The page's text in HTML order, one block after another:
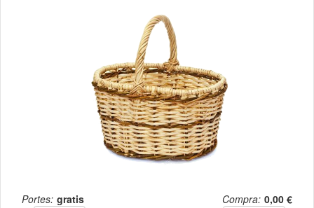
Portes: gratis Compra: 0,00 €